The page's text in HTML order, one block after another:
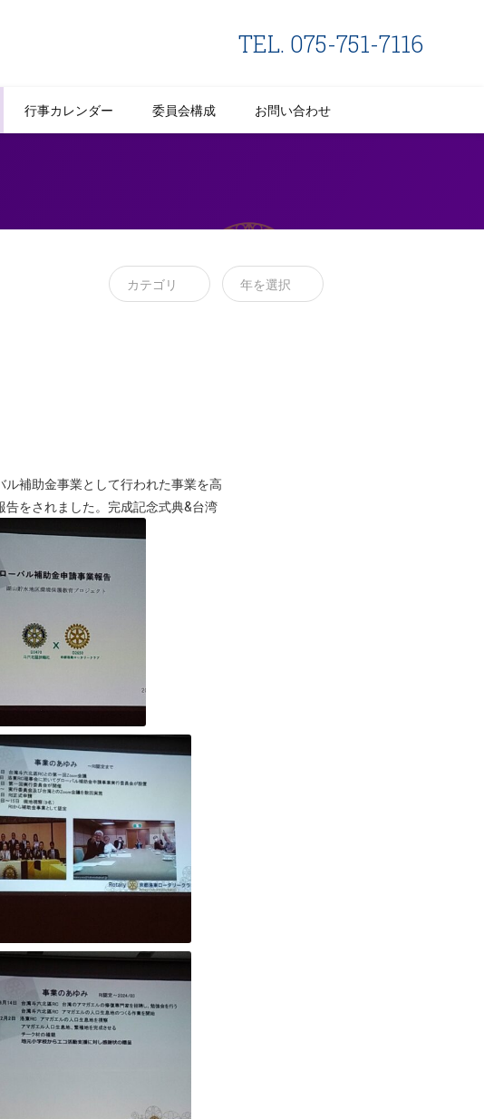
TEL. 075-751-7116
行事カレンダー 委員会構成 お問い合わせ
補助金事業として行われた事業を高
をされました。完成記念式典&台湾